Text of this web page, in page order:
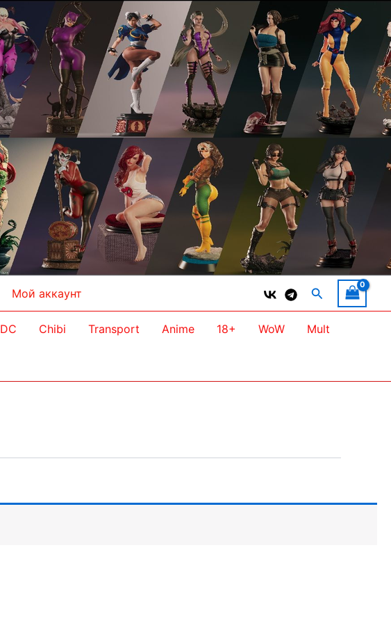
Мой аккаунт Поиск
DC Chibi Transport Anime 18+ WoW Mult